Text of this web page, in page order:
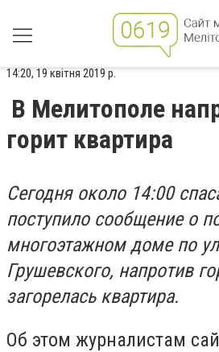
14:20, 19 квітня 2019 р.
В Мелитополе
горит квартира
Сегодня около 14:00
поступило сообщение о
многоэтажном доме по
Грушевского, напротив
загорелась квартира.
Об этом журналистам